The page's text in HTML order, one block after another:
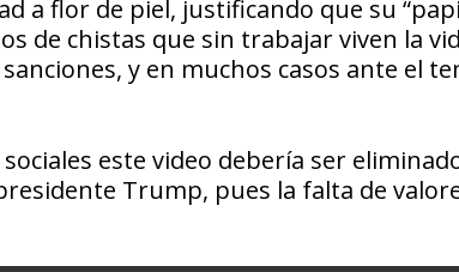
a flor de piel, justificando que su
de chistas que sin trabajar viven la
y en muchos casos ante el
este video debería ser
Trump, pues la falta de